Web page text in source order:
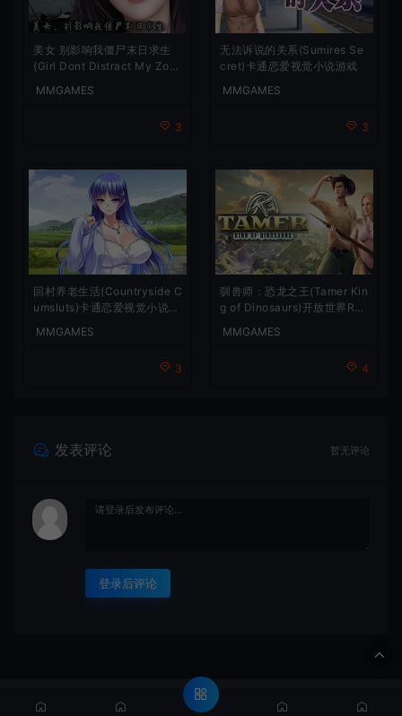
美女 别影响我僵尸末日求生
(Girl Dont Distract My Zom
戏
MMGAMES
3
无法诉说的关系(Sumires Se
cret)卡通恋爱视觉小说游戏
MMGAMES
3
回村养老生活(Countryside C
umsluts)卡通恋爱视觉小说游
MMGAMES
3
驯兽师：恐龙之王(Tamer Kin
g of Dinosaurs)开放世界RP
MMGAMES
4
发表评论 暂无评论
登录后评论
© 2020 MMYX - MMYX.CC & WordPress Theme. All rights